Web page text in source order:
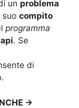
un problema
suo compito
programma
api. Se
di
->